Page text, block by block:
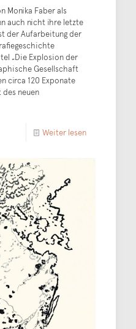
Monika Faber als
auch nicht ihre letzte
der Aufarbeitung der
„Die Explosion der
Gesellschaft
circa 120 Exponate
des neuen
Weiter lesen